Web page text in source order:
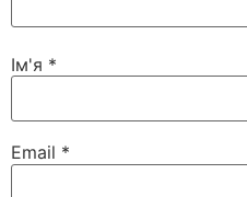
Ім'я *
Email *